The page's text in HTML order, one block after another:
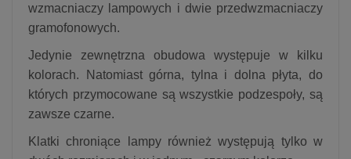
wzmacniaczy lampowych i dwie przedwzmacniaczy
gramofonowych.
Jedynie zewnętrzna obudowa występuje w kilku
kolorach. Natomiast górna, tylna i dolna płyta, do
których przymocowane są wszystkie podzespoły, są
zawsze czarne.
Klatki chroniące lampy również występują tylko w